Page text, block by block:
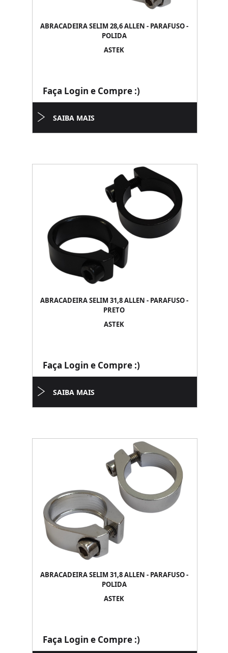
ABRACADEIRA SELIM 28,6 ALLEN - PARAFUSO -
POLIDA
ASTEK
Faça Login e Compre :)
SAIBA MAIS
ABRACADEIRA SELIM 31,8 ALLEN - PARAFUSO -
PRETO
ASTEK
Faça Login e Compre :)
SAIBA MAIS
ABRACADEIRA SELIM 31,8 ALLEN - PARAFUSO -
POLIDA
ASTEK
Faça Login e Compre :)